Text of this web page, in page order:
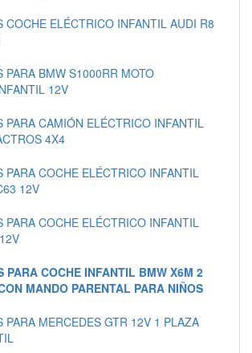
COCHE ELÉCTRICO INFANTIL AUDI R8
PARA BMW S1000RR MOTO
12V
PARA CAMIÓN ELÉCTRICO INFANTIL
4X4
PARA COCHE ELÉCTRICO INFANTIL
12V
PARA COCHE ELÉCTRICO INFANTIL
PARA COCHE INFANTIL BMW X6M 2
MANDO PARENTAL PARA NIÑOS
PARA MERCEDES GTR 12V 1 PLAZA